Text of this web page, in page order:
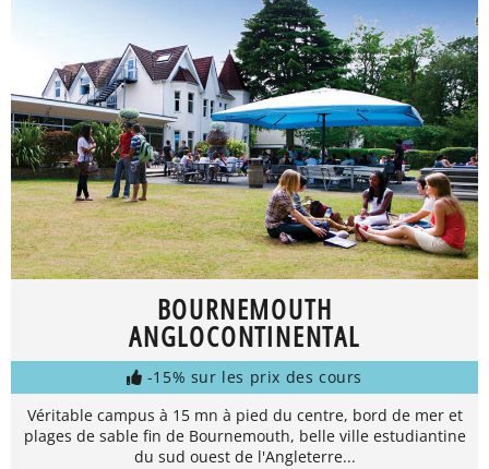
BOURNEMOUTH
ANGLOCONTINENTAL
-15% sur les prix des cours
Véritable campus à 15 mn à pied du centre, bord de mer et
plages de sable fin de Bournemouth, belle ville estudiantine
du sud ouest de l'Angleterre...